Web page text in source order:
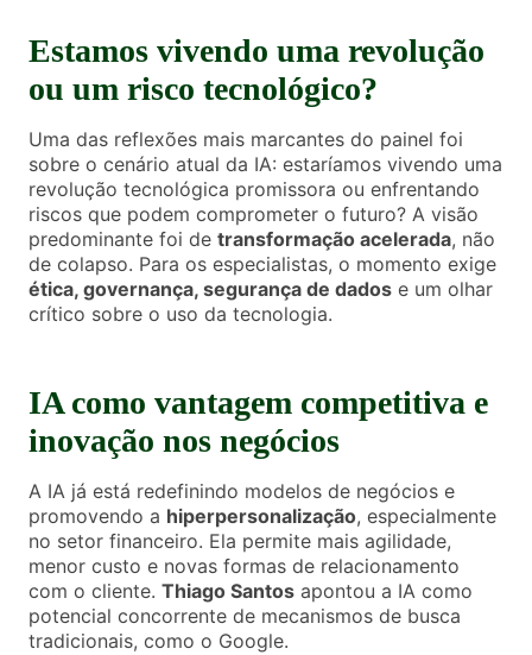
Estamos vivendo uma revolução
ou um risco tecnológico?
Uma das reflexões mais marcantes do painel foi
sobre o cenário atual da IA: estaríamos vivendo uma
revolução tecnológica promissora ou enfrentando
riscos que podem comprometer o futuro? A visão
predominante foi de transformação acelerada, não
de colapso. Para os especialistas, o momento exige
ética, governança, segurança de dados e um olhar
crítico sobre o uso da tecnologia.
IA como vantagem competitiva e
inovação nos negócios
A IA já está redefinindo modelos de negócios e
promovendo a hiperpersonalização, especialmente
no setor financeiro. Ela permite mais agilidade,
menor custo e novas formas de relacionamento
com o cliente. Thiago Santos apontou a IA como
potencial concorrente de mecanismos de busca
tradicionais, como o Google.